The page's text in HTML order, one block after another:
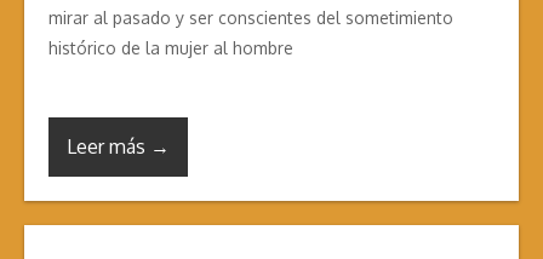
mirar al pasado y ser conscientes del sometimiento
histórico de la mujer al hombre
Leer más →